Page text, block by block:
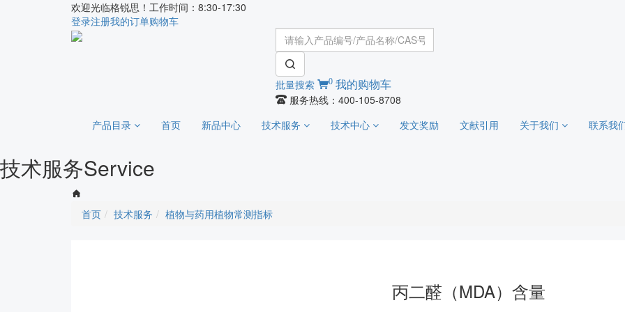
欢迎光临格锐思！工作时间：8:30-17:30
登录注册我的订单购物车
批量搜索 0我的购物车
服务热线：400-105-8708
产品目录
首页 新品中心 技术服务 技术中心 发文奖励 文献引用 关于我们 联系我
技术服务Service
首页 技术服务 植物与药用植物常测指标
丙二醛（MDA）含量